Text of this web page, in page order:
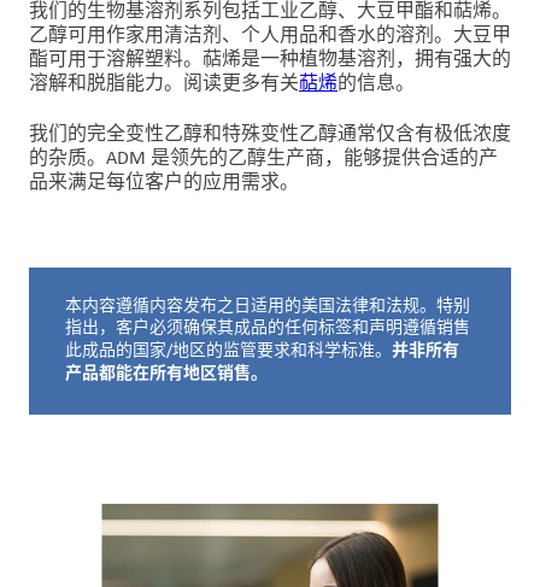
业
文
化
与
职
业
发
联
系
我
们
客
我们的生物基溶剂系列包括工业乙醇、大豆甲酯和萜烯。
乙醇可用作家用清洁剂、个人用品和香水的溶剂。大豆甲
酯可用于溶解塑料。萜烯是一种植物基溶剂，拥有强大的
溶解和脱脂能力。阅读更多有关萜烯的信息。
我们的完全变性乙醇和特殊变性乙醇通常仅含有极低浓度
的杂质。ADM 是领先的乙醇生产商，能够提供合适的产
品来满足每位客户的应用需求。
免责声明如下
本内容遵循内容发布之日适用的美国法律和法规。特别
指出，客户必须确保其成品的任何标签和声明遵循销售
此成品的国家/地区的监管要求和科学标准。 并非所有
产品都能在所有地区销售。